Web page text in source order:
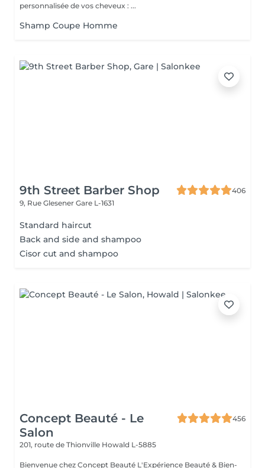
personnalisée de vos cheveux : ...
Shamp Coupe Homme
9th Street Barber Shop
406
9, Rue Glesener Gare L-1631
Standard haircut
Back and side and shampoo
Cisor cut and shampoo
Concept Beauté - Le
Salon
456
201, route de Thionville Howald L-5885
Bienvenue chez Concept Beauté L'Expérience Beauté & Bien-